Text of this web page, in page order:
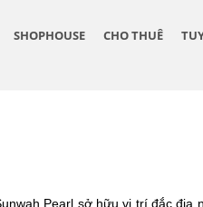
SHOPHOUSE CHO THUÊ
Pearl sở hữu vị trí đắc địa